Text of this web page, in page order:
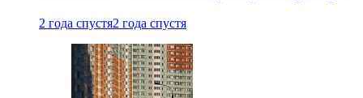
2 года спустя2 года спустя